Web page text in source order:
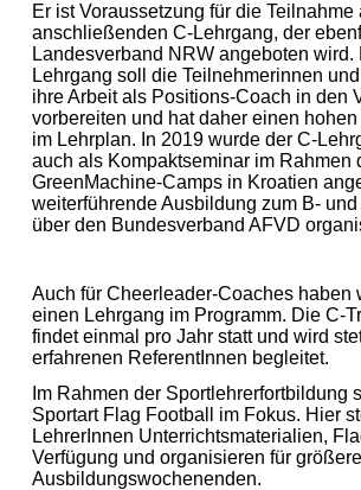
Er ist Voraussetzung für die Teilnahme
anschließenden C-Lehrgang, der
Landesverband NRW angeboten wird.
Lehrgang soll die Teilnehmerinnen
ihre Arbeit als Positions-Coach in den
vorbereiten und hat daher einen hohen
im Lehrplan. In 2019 wurde der C-
auch als Kompaktseminar im Rahmen
GreenMachine-Camps in Kroatien
weiterführende Ausbildung zum B- und
über den Bundesverband AFVD
Auch für Cheerleader-Coaches haben
einen Lehrgang im Programm. Die C-
findet einmal pro Jahr statt und wird
erfahrenen ReferentInnen begleitet.
Im Rahmen der Sportlehrerfortbildung
Sportart Flag Football im Fokus. Hier
LehrerInnen Unterrichtsmaterialien,
Verfügung und organisieren für
Ausbildungswochenenden.